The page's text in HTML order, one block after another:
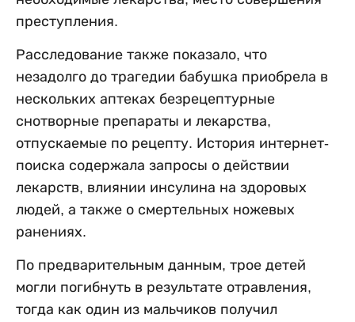
преступления.
Расследование также показало, что
незадолго до трагедии бабушка приобрела в
нескольких аптеках безрецептурные
снотворные препараты и лекарства,
отпускаемые по рецепту. История интернет-
поиска содержала запросы о действии
лекарств, влиянии инсулина на здоровых
людей, а также о смертельных ножевых
ранениях.
По предварительным данным, трое детей
могли погибнуть в результате отравления,
тогда как один из мальчиков получил